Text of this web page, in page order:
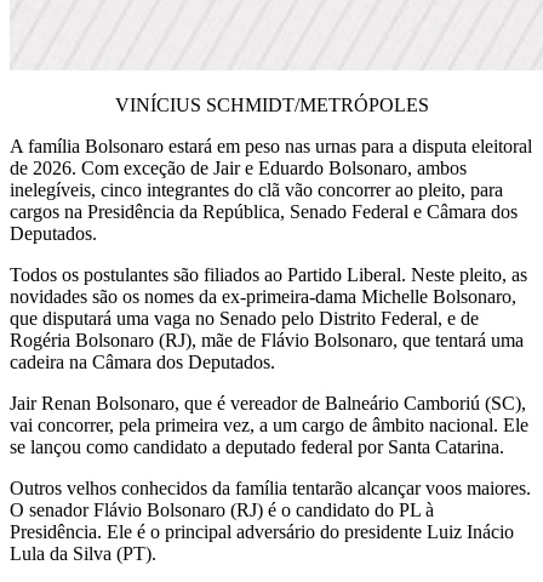
VINÍCIUS SCHMIDT/METRÓPOLES
A família Bolsonaro estará em peso nas urnas para a disputa eleitoral
de 2026. Com exceção de Jair e Eduardo Bolsonaro, ambos
inelegíveis, cinco integrantes do clã vão concorrer ao pleito, para
cargos na Presidência da República, Senado Federal e Câmara dos
Deputados.
Todos os postulantes são filiados ao Partido Liberal. Neste pleito, as
novidades são os nomes da ex-primeira-dama Michelle Bolsonaro,
que disputará uma vaga no Senado pelo Distrito Federal, e de
Rogéria Bolsonaro (RJ), mãe de Flávio Bolsonaro, que tentará uma
cadeira na Câmara dos Deputados.
Jair Renan Bolsonaro, que é vereador de Balneário Camboriú (SC),
vai concorrer, pela primeira vez, a um cargo de âmbito nacional. Ele
se lançou como candidato a deputado federal por Santa Catarina.
Outros velhos conhecidos da família tentarão alcançar voos maiores.
O senador Flávio Bolsonaro (RJ) é o candidato do PL à
Presidência. Ele é o principal adversário do presidente Luiz Inácio
Lula da Silva (PT).